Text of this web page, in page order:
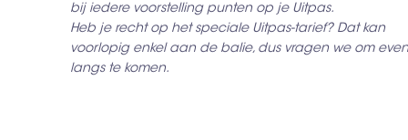
bij iedere voorstelling punten op je Uitpas.
Heb je recht op het speciale Uitpas-tarief? Dat kan
voorlopig enkel aan de balie, dus vragen we om even
langs te komen.